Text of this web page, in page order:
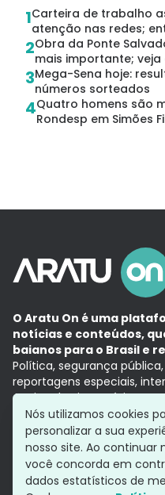
1Carteira de trabalho
atenção nas redes;
2Obra da Ponte
mais importante;
3Mega-Sena hoje:
números sorteados
4Quatro homens são
Rondesp em Simões
O Aratu On é uma
notícias e conteúdos,
baianos para o Brasil e
Política, segurança
reportagens especiais,
Aqui, tudo vira notícia e a
com a credibilidade do
Grupo Aratu
Política de
Siga-nos
Nós utilizamos cookies
personalizar a sua
nosso site. Ao continuar
você concorda em
dados estatísticos de